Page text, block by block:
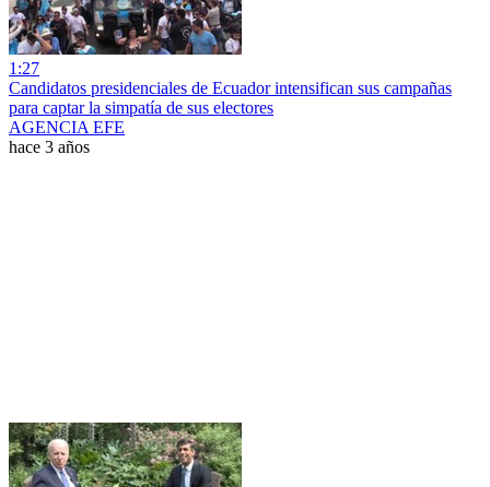
1:27
Candidatos presidenciales de Ecuador intensifican sus campañas
para captar la simpatía de sus electores
AGENCIA EFE
hace 3 años